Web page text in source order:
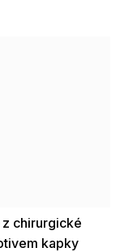
chirurgické
kapky